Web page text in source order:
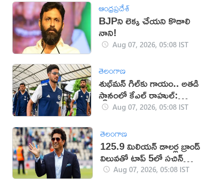
ఆంధ్రప్రదేశ్
BJPని లెక్క చేయని కొడాలి
నాని!
Aug 07, 2026, 05:08 IST
తెలంగాణ
శుభ్‌మన్‌ గిల్‌కు గాయం.. అతడి
స్థానంలో కేఎల్ రాహుల్:
బీసీసీఐAug 07, 2026, 05:08 IST
తెలంగాణ
125.9 మిలియన్ డాలర్ల బ్రాండ్
విలువతో టాప్ 5లో సచిన్
టెండూల్కర్
Aug 07, 2026, 05:08 IST